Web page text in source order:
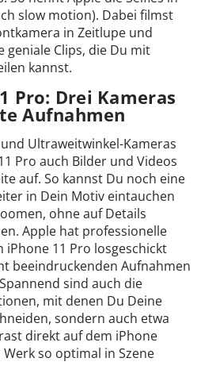
slow motion). Dabei filmst
in Zeitlupe und
geniale Clips, die Du mit
kannst.
Pro: Drei Kameras
Aufnahmen
Ultraweitwinkel-Kameras
Pro auch Bilder und Videos
auf. So kannst Du noch eine
in Dein Motiv eintauchen
ohne auf Details
Apple hat professionelle
iPhone 11 Pro losgeschickt
beeindruckenden Aufnahmen
sind auch die
mit denen Du Deine
sondern auch etwa
direkt auf dem iPhone
so optimal in Szene